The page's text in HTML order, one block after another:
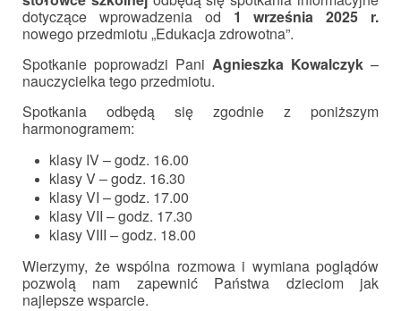
dotyczące wprowadzeniaod 1 września 2025 r.
nowego przedmiotu „Edukacja zdrowotna”.
Spotkanie poprowadzi Pani Agnieszka Kowalczyk –
nauczycielka tego przedmiotu.
Spotkania odbędą się zgodnie z poniższym
harmonogramem:
klasy IV – godz. 16.00
klasy V – godz. 16.30
klasy VI – godz. 17.00
klasy VII – godz. 17.30
klasy VIII – godz. 18.00
Wierzymy, że wspólna rozmowa i wymiana poglądów
pozwolą nam zapewnić Państwa dzieciom jak
najlepsze wsparcie.